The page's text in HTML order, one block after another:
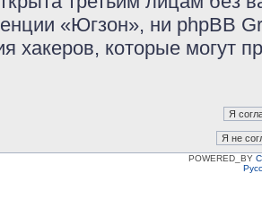
«Югзон», ни phpBB
хакеров, которые могут
POWERED_BY